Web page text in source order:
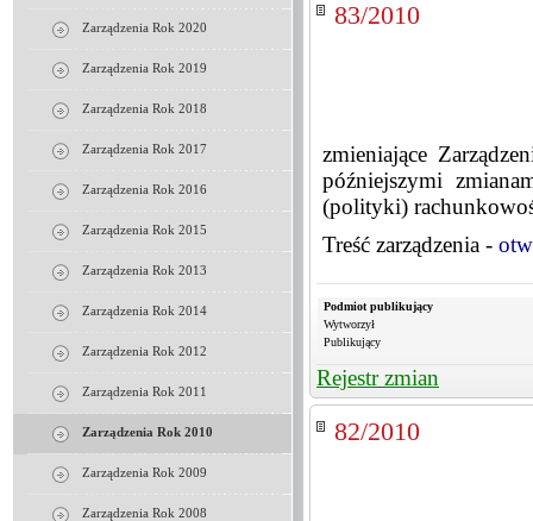
Zarządzenia Rok 2020
Zarządzenia Rok 2019
Zarządzenia Rok 2018
Zarządzenia Rok 2017
Zarządzenia Rok 2016
Zarządzenia Rok 2015
Zarządzenia Rok 2013
Zarządzenia Rok 2014
Zarządzenia Rok 2012
Zarządzenia Rok 2011
Zarządzenia Rok 2010
Zarządzenia Rok 2009
Zarządzenia Rok 2008
83/2010
zmieniające
późniejszymi
(polityki)
Treść zarządzenia -
Podmiot publikujący
Wytworzył
Publikujący
Rejestr zmian
82/2010